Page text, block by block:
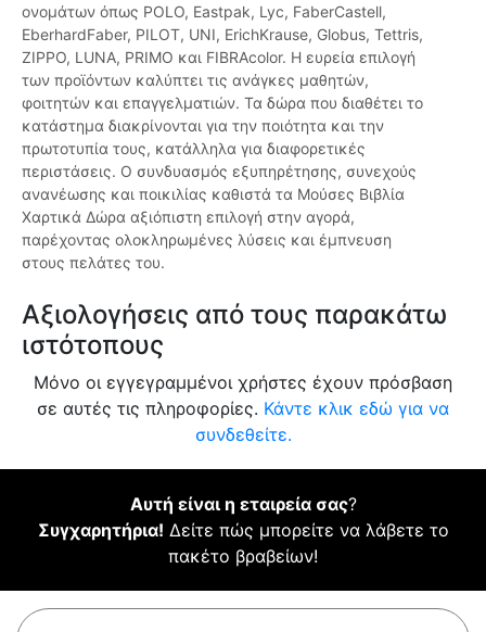
ονομάτων όπως POLO, Eastpak, Lyc, FaberCastell,
EberhardFaber, PILOT, UNI, ErichKrause, Globus, Tettris,
ZIPPO, LUNA, PRIMO και FIBRAcolor. Η ευρεία επιλογή
των προϊόντων καλύπτει τις ανάγκες μαθητών,
φοιτητών και επαγγελματιών. Τα δώρα που διαθέτει το
κατάστημα διακρίνονται για την ποιότητα και την
πρωτοτυπία τους, κατάλληλα για διαφορετικές
περιστάσεις. Ο συνδυασμός εξυπηρέτησης, συνεχούς
ανανέωσης και ποικιλίας καθιστά τα Μούσες Βιβλία
Χαρτικά Δώρα αξιόπιστη επιλογή στην αγορά,
παρέχοντας ολοκληρωμένες λύσεις και έμπνευση
στους πελάτες του.
Αξιολογήσεις από τους παρακάτω
ιστότοπους
Μόνο οι εγγεγραμμένοι χρήστες έχουν πρόσβαση
σε αυτές τις πληροφορίες. Κάντε κλικ εδώ για να
συνδεθείτε.
Αυτή είναι η εταιρεία σας?
Συγχαρητήρια! Δείτε πώς μπορείτε να λάβετε το
πακέτο βραβείων!